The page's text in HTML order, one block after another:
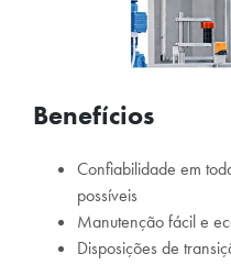
Benefícios
Confiabilidade em
possíveis
Manutenção fácil e
Disposições de